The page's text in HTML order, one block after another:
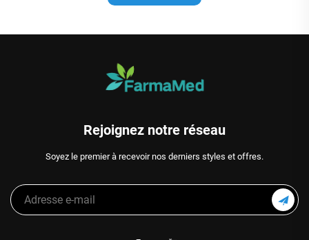
Rejoignez notre réseau
Soyez le premier à recevoir nos derniers styles et offres.